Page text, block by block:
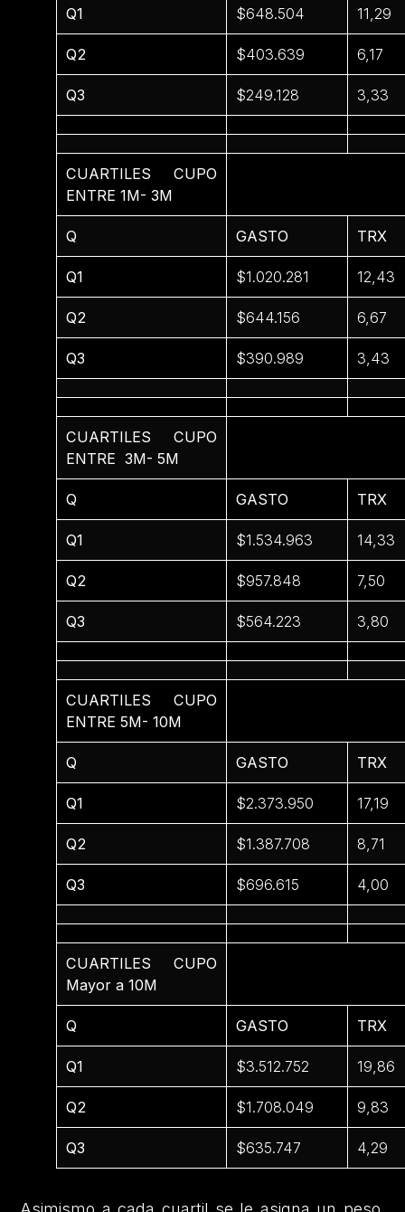
Q1 $648.504 11,29
Q2 $403.639 6,17
Q3 $249.128 3,33
CUARTILES CUPO
ENTRE 1M- 3M
Q GASTO TRX
Q1 $1.020.281 12,43
Q2 $644.156 6,67
Q3 $390.989 3,43
CUARTILES CUPO
ENTRE 3M- 5M
Q GASTO TRX
Q1 $1.534.963 14,33
Q2 $957.848 7,50
Q3 $564.223 3,80
CUARTILES CUPO
ENTRE 5M- 10M
Q GASTO TRX
Q1 $2.373.950 17,19
Q2 $1.387.708 8,71
Q3 $696.615 4,00
CUARTILES CUPO
Mayor a 10M
Q GASTO TRX
Q1 $3.512.752 19,86
Q2 $1.708.049 9,83
Q3 $635.747 4,29